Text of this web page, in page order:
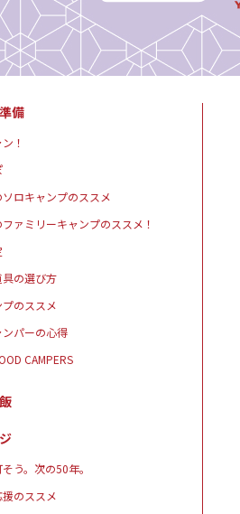
備
！
ロキャンプのススメ
ァミリーキャンプのススメ！
の選び方
のススメ
パーの心得
CAMPERS
う。次の50年。
のススメ